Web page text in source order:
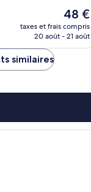
Le
nouveau
prix
48 €
taxes et frais compris
20 août - 21 août
similaires